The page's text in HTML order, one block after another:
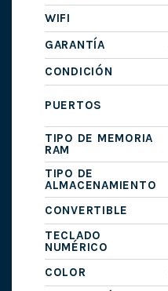
WIFI
GARANTÍA
CONDICIÓN
PUERTOS
TIPO DE MEMORIA
RAM
TIPO DE
ALMACENAMIENTO
CONVERTIBLE
TECLADO
NUMÉRICO
COLOR